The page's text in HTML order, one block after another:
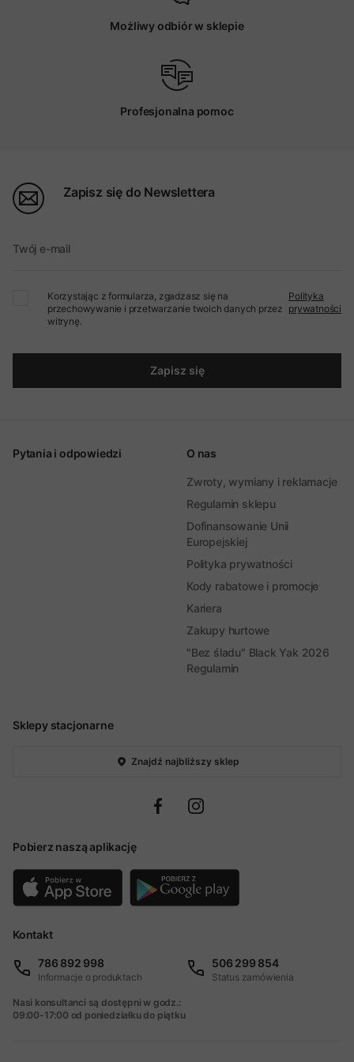
Możliwy odbiór w sklepie
Profesjonalna pomoc
Zapisz się do Newslettera
Twój e-mail
Korzystając z formularza, zgadzasz się na
przechowywanie i przetwarzanie twoich danych przez
witrynę.
Polityka
prywatności
Zapisz się
Sklepy stacjonarne
Znajdź najbliższy sklep
Pobierz naszą aplikację
Pytania i odpowiedzi O nas
Zwroty, wymiany i reklamacje
Regulamin sklepu
Dofinansowanie Unii
Europejskiej
Polityka prywatności
Kody rabatowe i promocje
Kariera
Zakupy hurtowe
"Bez śladu" Black Yak 2026
Regulamin
Kontakt
786 892 998
Informacje o produktach
506 299 854
Status zamówienia
Nasi konsultanci są dostępni w godz.:
09:00-17:00 od poniedziałku do piątku